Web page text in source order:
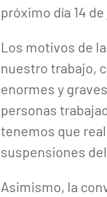
próximo día 14 de
Los motivos de
nuestro trabajo,
enormes y
personas
tenemos que
suspensiones
Asimismo, la